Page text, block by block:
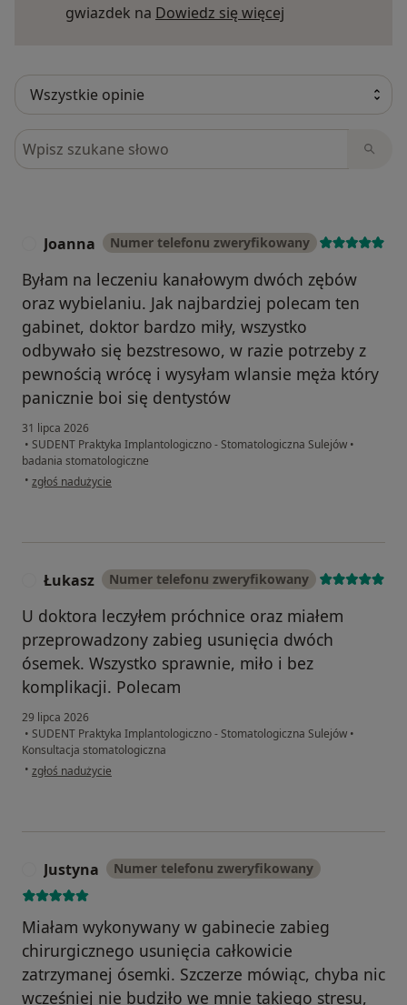
gwiazdek na Dowiedz się więcej
Szukaj w opiniach
Joanna Numer telefonu zweryfikowany
Byłam na leczeniu kanałowym dwóch zębów
oraz wybielaniu. Jak najbardziej polecam ten
gabinet, doktor bardzo miły, wszystko
odbywało się bezstresowo, w razie potrzeby z
pewnością wrócę i wysyłam wlansie męża który
panicznie boi się dentystów
31 lipca 2026
• SUDENT Praktyka Implantologiczno - Stomatologiczna Sulejów •
badania stomatologiczne
• w opinii użytkownika Joanna
zgłoś nadużycie
Łukasz Numer telefonu zweryfikowany
U doktora leczyłem próchnice oraz miałem
przeprowadzony zabieg usunięcia dwóch
ósemek. Wszystko sprawnie, miło i bez
komplikacji. Polecam
29 lipca 2026
• SUDENT Praktyka Implantologiczno - Stomatologiczna Sulejów •
Konsultacja stomatologiczna
• w opinii użytkownika Łukasz
zgłoś nadużycie
Justyna Numer telefonu zweryfikowany
Miałam wykonywany w gabinecie zabieg
chirurgicznego usunięcia całkowicie
zatrzymanej ósemki. Szczerze mówiąc, chyba nic
wcześniej nie budziło we mnie takiego stresu,